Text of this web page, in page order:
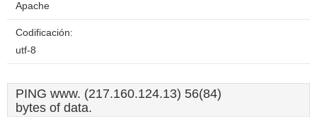
Apache
Codificación:
utf-8
PING www. (217.160.124.13) 56(84)
bytes of data.